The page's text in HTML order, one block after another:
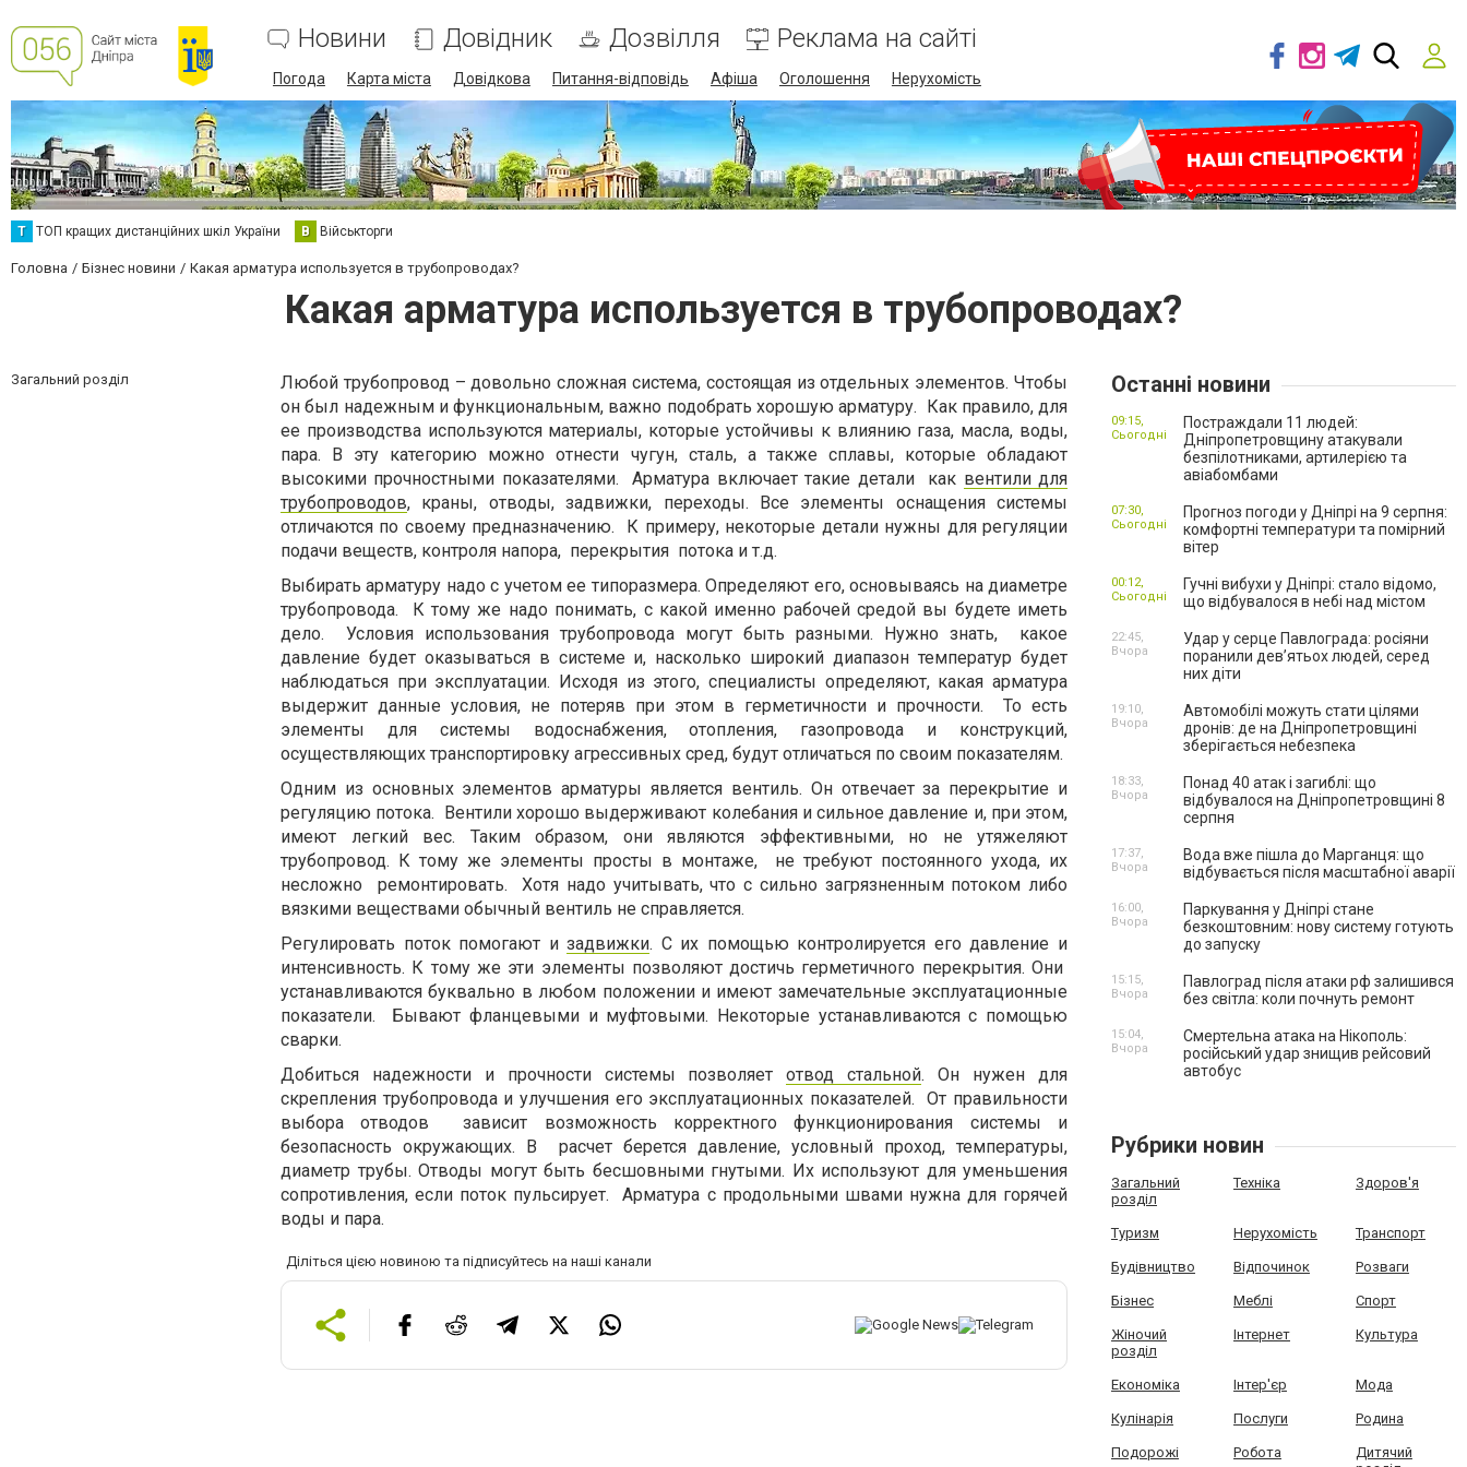
Новини Довідник Дозвілля Реклама на сайті
Погода Карта міста Довідкова Питання-відповідь Афіша Оголошення Нерухомість
Т ТОП кращих дистанційних шкіл України В Військторги
Головна Бізнес новини Какая арматура используется в трубопроводах?
Какая арматура используется в трубопроводах?
Загальний розділ
Любой трубопровод – довольно сложная система, состоящая из отдельных элементов. Чтобы
он был надежным и функциональным, важно подобрать хорошую арматуру. Как правило, для
ее производства используются материалы, которые устойчивы к влиянию газа, масла, воды,
пара. В эту категорию можно отнести чугун, сталь, а также сплавы, которые обладают
высокими прочностными показателями. Арматура включает такие детали как вентили для
трубопроводов, краны, отводы, задвижки, переходы. Все элементы оснащения системы
отличаются по своему предназначению. К примеру, некоторые детали нужны для регуляции
подачи веществ, контроля напора, перекрытия потока и т.д.
Выбирать арматуру надо с учетом ее типоразмера. Определяют его, основываясь на диаметре
трубопровода. К тому же надо понимать, с какой именно рабочей средой вы будете иметь
дело. Условия использования трубопровода могут быть разными. Нужно знать, какое
давление будет оказываться в системе и, насколько широкий диапазон температур будет
наблюдаться при эксплуатации. Исходя из этого, специалисты определяют, какая арматура
выдержит данные условия, не потеряв при этом в герметичности и прочности. То есть
элементы для системы водоснабжения, отопления, газопровода и конструкций,
осуществляющих транспортировку агрессивных сред, будут отличаться по своим показателям.
Одним из основных элементов арматуры является вентиль. Он отвечает за перекрытие и
регуляцию потока. Вентили хорошо выдерживают колебания и сильное давление и, при этом,
имеют легкий вес. Таким образом, они являются эффективными, но не утяжеляют
трубопровод. К тому же элементы просты в монтаже, не требуют постоянного ухода, их
несложно ремонтировать. Хотя надо учитывать, что с сильно загрязненным потоком либо
вязкими веществами обычный вентиль не справляется.
Регулировать поток помогают изадвижки. С их помощью контролируется его давление и
интенсивность. К тому же эти элементы позволяют достичь герметичного перекрытия. Они
устанавливаются буквально в любом положении и имеют замечательные эксплуатационные
показатели. Бывают фланцевыми и муфтовыми. Некоторые устанавливаются с помощью
сварки.
Добиться надежности и прочности системы позволяетотвод стальной. Он нужен для
скрепления трубопровода и улучшения его эксплуатационных показателей. От правильности
выбора отводов зависит возможность корректного функционирования системы и
безопасность окружающих. В расчет берется давление, условный проход, температуры,
диаметр трубы. Отводы могут быть бесшовными гнутыми. Их используют для уменьшения
сопротивления, если поток пульсирует. Арматура с продольными швами нужна для горячей
воды и пара.
Діліться цією новиною та підписуйтесь на наші канали
Останні новини
Постраждали 11 людей:
Дніпропетровщину атакували
безпілотниками, артилерією та
авіабомбами
09:15,
Сьогодні
Прогноз погоди у Дніпрі на 9 серпня:
комфортні температури та помірний
вітер
07:30,
Сьогодні
Гучні вибухи у Дніпрі: стало відомо,
що відбувалося в небі над містом
00:12,
Сьогодні
Удар у серце Павлограда: росіяни
поранили дев’ятьох людей, серед
них діти
22:45,
Вчора
Автомобілі можуть стати цілями
дронів: де на Дніпропетровщині
зберігається небезпека
19:10,
Вчора
Понад 40 атак і загиблі: що
відбувалося на Дніпропетровщині 8
серпня
18:33,
Вчора
Вода вже пішла до Марганця: що
відбувається після масштабної аварії
17:37,
Вчора
Паркування у Дніпрі стане
безкоштовним: нову систему готують
до запуску
16:00,
Вчора
Павлоград після атаки рф залишився
без світла: коли почнуть ремонт
15:15,
Вчора
Смертельна атака на Нікополь:
російський удар знищив рейсовий
автобус
15:04,
Вчора
Рубрики новин
Загальний
розділ
Техніка Здоров'я
Туризм Нерухомість Транспорт
Будівництво Відпочинок Розваги
Бізнес Меблі Спорт
Жіночий
розділ
Інтернет Культура
Економіка Інтер'єр Мода
Кулінарія Послуги Родина
Подорожі Робота
Дитячий